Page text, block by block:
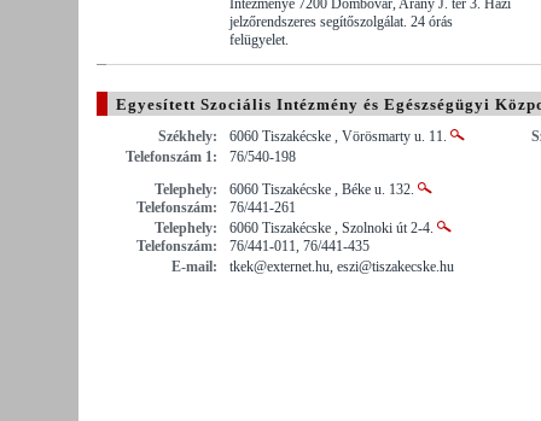
jelzőrendszeres segítőszolgálat. 24 órás
felügyelet.
Egyesített Szociális Intézmény és Egészségügyi
Székhely:
6060 Tiszakécske , Vörösmarty u. 11.
Telefonszám 1:
76/540-198
Telephely:
6060 Tiszakécske , Béke u. 132.
Telefonszám:
76/441-261
Telephely:
6060 Tiszakécske , Szolnoki út 2-4.
Telefonszám:
76/441-011, 76/441-435
E-mail:
tkek@externet.hu, eszi@tiszakecske.hu